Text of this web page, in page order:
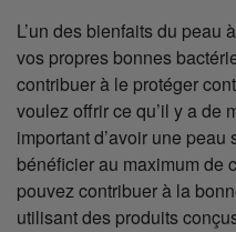
L’un des bienfaits du peau
vos propres bonnes
contribuer à le protéger
voulez offrir ce qu’il y a de
important d’avoir une peau
bénéficier au maximum de
pouvez contribuer à la
utilisant des produits